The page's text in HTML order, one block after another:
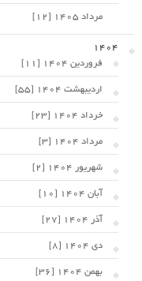
مرداد 1405 [12]
1404
فروردین 1404 [11]
اردیبهشت 1404 [55]
خرداد 1404 [23]
مرداد 1404 [3]
شهریور 1404 [2]
آبان 1404 [10]
آذر 1404 [27]
دی 1404 [8]
بهمن 1404 [36]